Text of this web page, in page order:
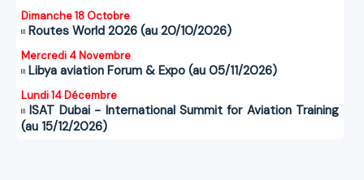
Dimanche 18 Octobre
Routes World 2026 (au 20/10/2026)
Mercredi 4 Novembre
Libya aviation Forum & Expo (au 05/11/2026)
Lundi 14 Décembre
ISAT Dubai - International Summit for Aviation Training
(au 15/12/2026)